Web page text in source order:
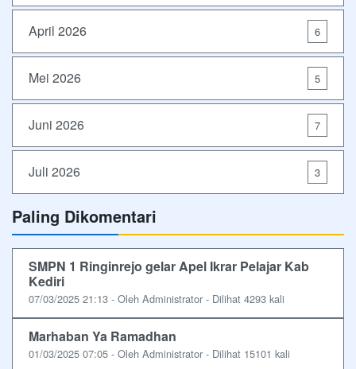
April 2026 6
Mei 2026 5
Juni 2026 7
Juli 2026 3
Paling Dikomentari
SMPN 1 Ringinrejo gelar Apel Ikrar Pelajar Kab
Kediri
07/03/2025 21:13 - Oleh Administrator - Dilihat 4293 kali
Marhaban Ya Ramadhan
01/03/2025 07:05 - Oleh Administrator - Dilihat 15101 kali